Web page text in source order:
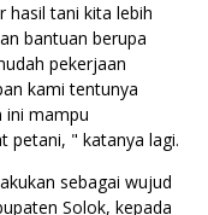
hasil tani kita lebih
bantuan berupa
pekerjaan
kami tentunya
ini mampu
petani, " katanya lagi.
sebagai wujud
Solok, kepada